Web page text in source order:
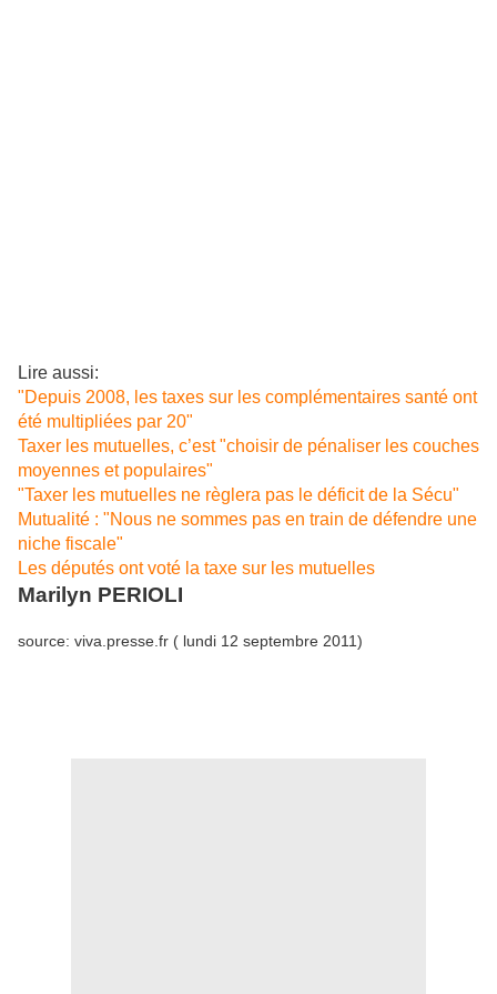
Lire aussi:
"Depuis 2008, les taxes sur les complémentaires santé ont
été multipliées par 20"
Taxer les mutuelles, c’est "choisir de pénaliser les couches
moyennes et populaires"
"Taxer les mutuelles ne règlera pas le déficit de la Sécu"
Mutualité : "Nous ne sommes pas en train de défendre une
niche fiscale"
Les députés ont voté la taxe sur les mutuelles
Marilyn PERIOLI
source: viva.presse.fr ( lundi 12 septembre 2011)